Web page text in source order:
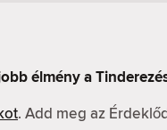
élmény a
. Add meg az